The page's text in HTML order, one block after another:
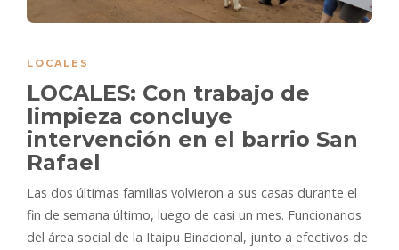
LOCALES
LOCALES: Con trabajo de
limpieza concluye
intervención en el barrio San
Rafael
Las dos últimas familias volvieron a sus casas durante el
fin de semana último, luego de casi un mes. Funcionarios
del área social de la Itaipu Binacional, junto a efectivos de